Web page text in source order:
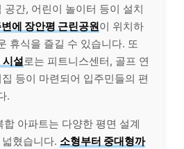
공간, 어린이 놀이터 등이 설치
에 장안평 근린공원이 위치하
휴식을 즐길 수 있습니다. 또
시설로는 피트니스센터, 골프 연
등이 마련되어 입주민들의 편
.
아파트는 다양한 평면 설계
혔습니다. 소형부터 중대형까